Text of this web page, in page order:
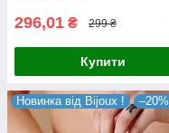
296,01 ₴ 299 ₴
Купити
Новинка від Bijoux ! –20%